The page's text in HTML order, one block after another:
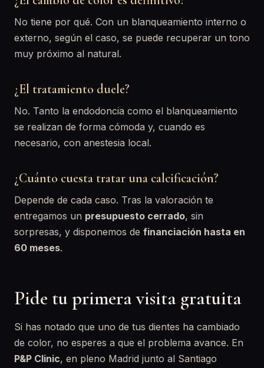
No tiene por qué. Con un blanqueamiento interno o
externo, según el caso, se puede recuperar un tono
muy próximo al natural.
¿El tratamiento duele?
No. Tanto la endodoncia como el blanqueamiento
se realizan de forma cómoda y, cuando es
necesario, con anestesia local.
¿Cuánto cuesta tratar una calcificación?
Depende de cada caso. Tras la valoración te
entregamos un presupuesto cerrado, sin
sorpresas, y disponemos de financiación hasta en
60 meses.
Pide tu primera visita gratuita
Si has notado que uno de tus dientes ha cambiado
de color, no esperes a que el problema avance. En
P&P Clinic, en pleno Madrid junto al Santiago